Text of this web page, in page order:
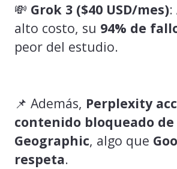
💸 Grok 3 ($40 USD/mes):
alto costo, su 94% de
peor del estudio.
📌 Además, Perplexity
contenido bloqueado
Geographic, algo que
respeta.